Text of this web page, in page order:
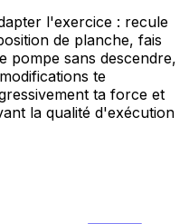
l'exercice : recule
de planche, fais
pompe sans descendre,
te
ta force et
la qualité d'exécution